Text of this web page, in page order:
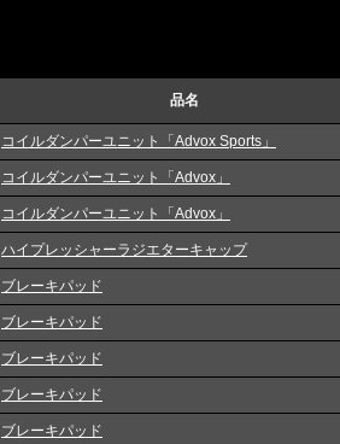
品名
コイルダンパーユニット「Advox Sports」
コイルダンパーユニット「Advox」
コイルダンパーユニット「Advox」
ハイプレッシャーラジエターキャップ
ブレーキパッド
ブレーキパッド
ブレーキパッド
ブレーキパッド
ブレーキパッド